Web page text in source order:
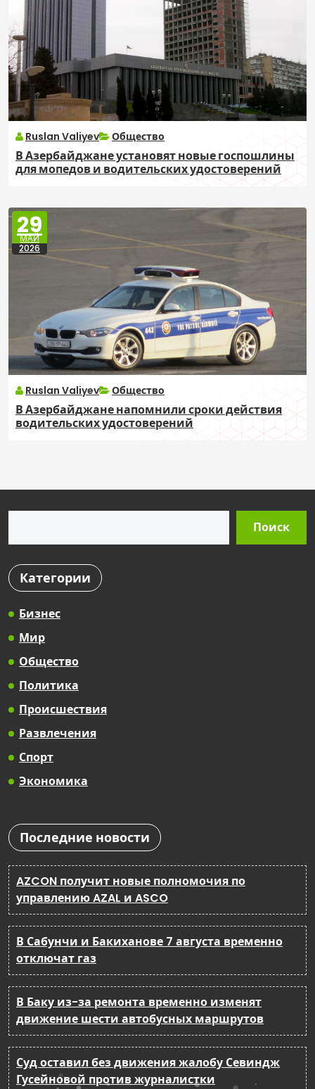
Ruslan Valiyev Общество
В Азербайджане установят новые госпошлины
для мопедов и водительских удостоверений
29
МАЙ
2026
Ruslan Valiyev Общество
В Азербайджане напомнили сроки действия
водительских удостоверений
Поиск
Категории
Бизнес
Мир
Общество
Политика
Происшествия
Развлечения
Спорт
Экономика
Последние новости
AZCON получит новые полномочия по
управлению AZAL и ASCO
В Сабунчи и Бакиханове 7 августа временно
отключат газ
В Баку из-за ремонта временно изменят
движение шести автобусных маршрутов
Суд оставил без движения жалобу Севиндж
Гусейновой против журналистки